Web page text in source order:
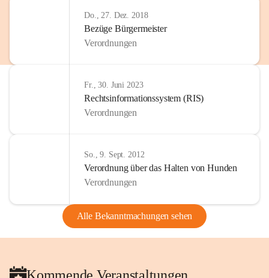
Do., 27. Dez. 2018
Bezüge Bürgermeister
Verordnungen
Fr., 30. Juni 2023
Rechtsinformationssystem (RIS)
Verordnungen
So., 9. Sept. 2012
Verordnung über das Halten von Hunden
Verordnungen
Alle Bekanntmachungen sehen
Kommende Veranstaltungen